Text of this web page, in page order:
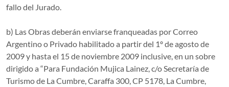
fallo del Jurado.
b) Las Obras deberán enviarse franqueadas por Correo
Argentino o Privado habilitado a partir del 1º de agosto de
2009 y hasta el 15 de noviembre 2009 inclusive, en un sobre
dirigido a “Para Fundación Mujica Lainez, c/o Secretaría de
Turismo de La Cumbre, Caraffa 300, CP 5178, La Cumbre,